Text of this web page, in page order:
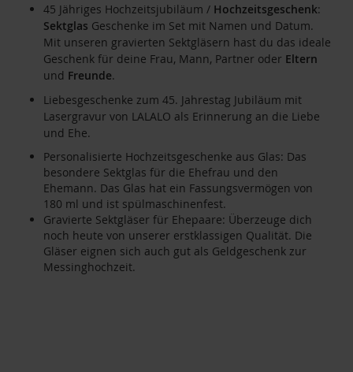
45 Jähriges Hochzeitsjubiläum / Hochzeitsgeschenk:
Sektglas Geschenke im Set mit Namen und Datum.
Mit unseren gravierten Sektgläsern hast du das ideale
Geschenk für deine Frau, Mann, Partner oder Eltern
und Freunde.
Liebesgeschenke zum 45. Jahrestag Jubiläum mit
Lasergravur von LALALO als Erinnerung an die Liebe
und Ehe.
Personalisierte Hochzeitsgeschenke aus Glas: Das
besondere Sektglas für die Ehefrau und den
Ehemann. Das Glas hat ein Fassungsvermögen von
180 ml und ist spülmaschinenfest.
Gravierte Sektgläser für Ehepaare: Überzeuge dich
noch heute von unserer erstklassigen Qualität. Die
Gläser eignen sich auch gut als Geldgeschenk zur
Messinghochzeit.